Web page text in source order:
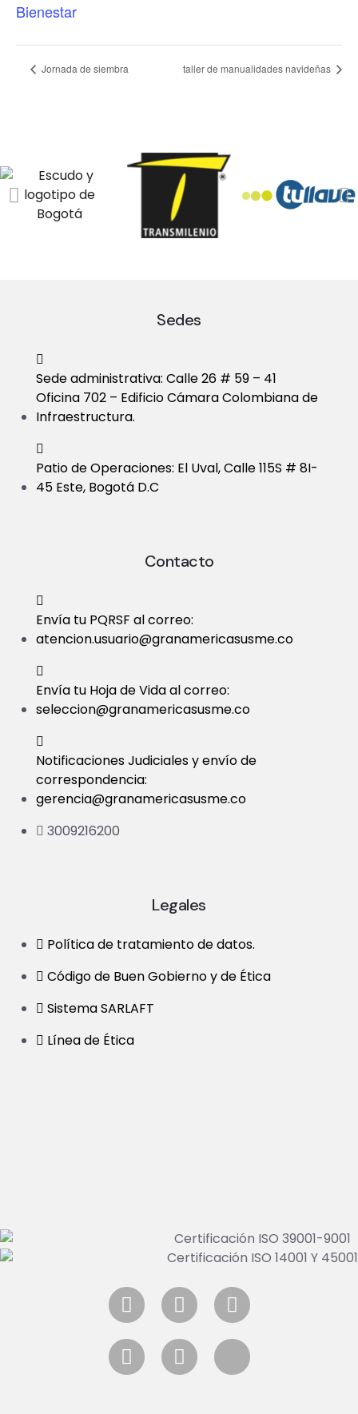
Bienestar
Jornada de siembra taller de manualidades navideñas
Sedes
Sede administrativa: Calle 26 # 59 – 41
Oficina 702 – Edificio Cámara Colombiana de
Infraestructura.
Patio de Operaciones: El Uval, Calle 115S # 8I-
45 Este, Bogotá D.C
Contacto
Envía tu PQRSF al correo:
atencion.usuario@granamericasusme.co
Envía tu Hoja de Vida al correo:
seleccion@granamericasusme.co
Notificaciones Judiciales y envío de
correspondencia:
gerencia@granamericasusme.co
3009216200
Legales
Política de tratamiento de datos.
Código de Buen Gobierno y de Ética
Sistema SARLAFT
Línea de Ética